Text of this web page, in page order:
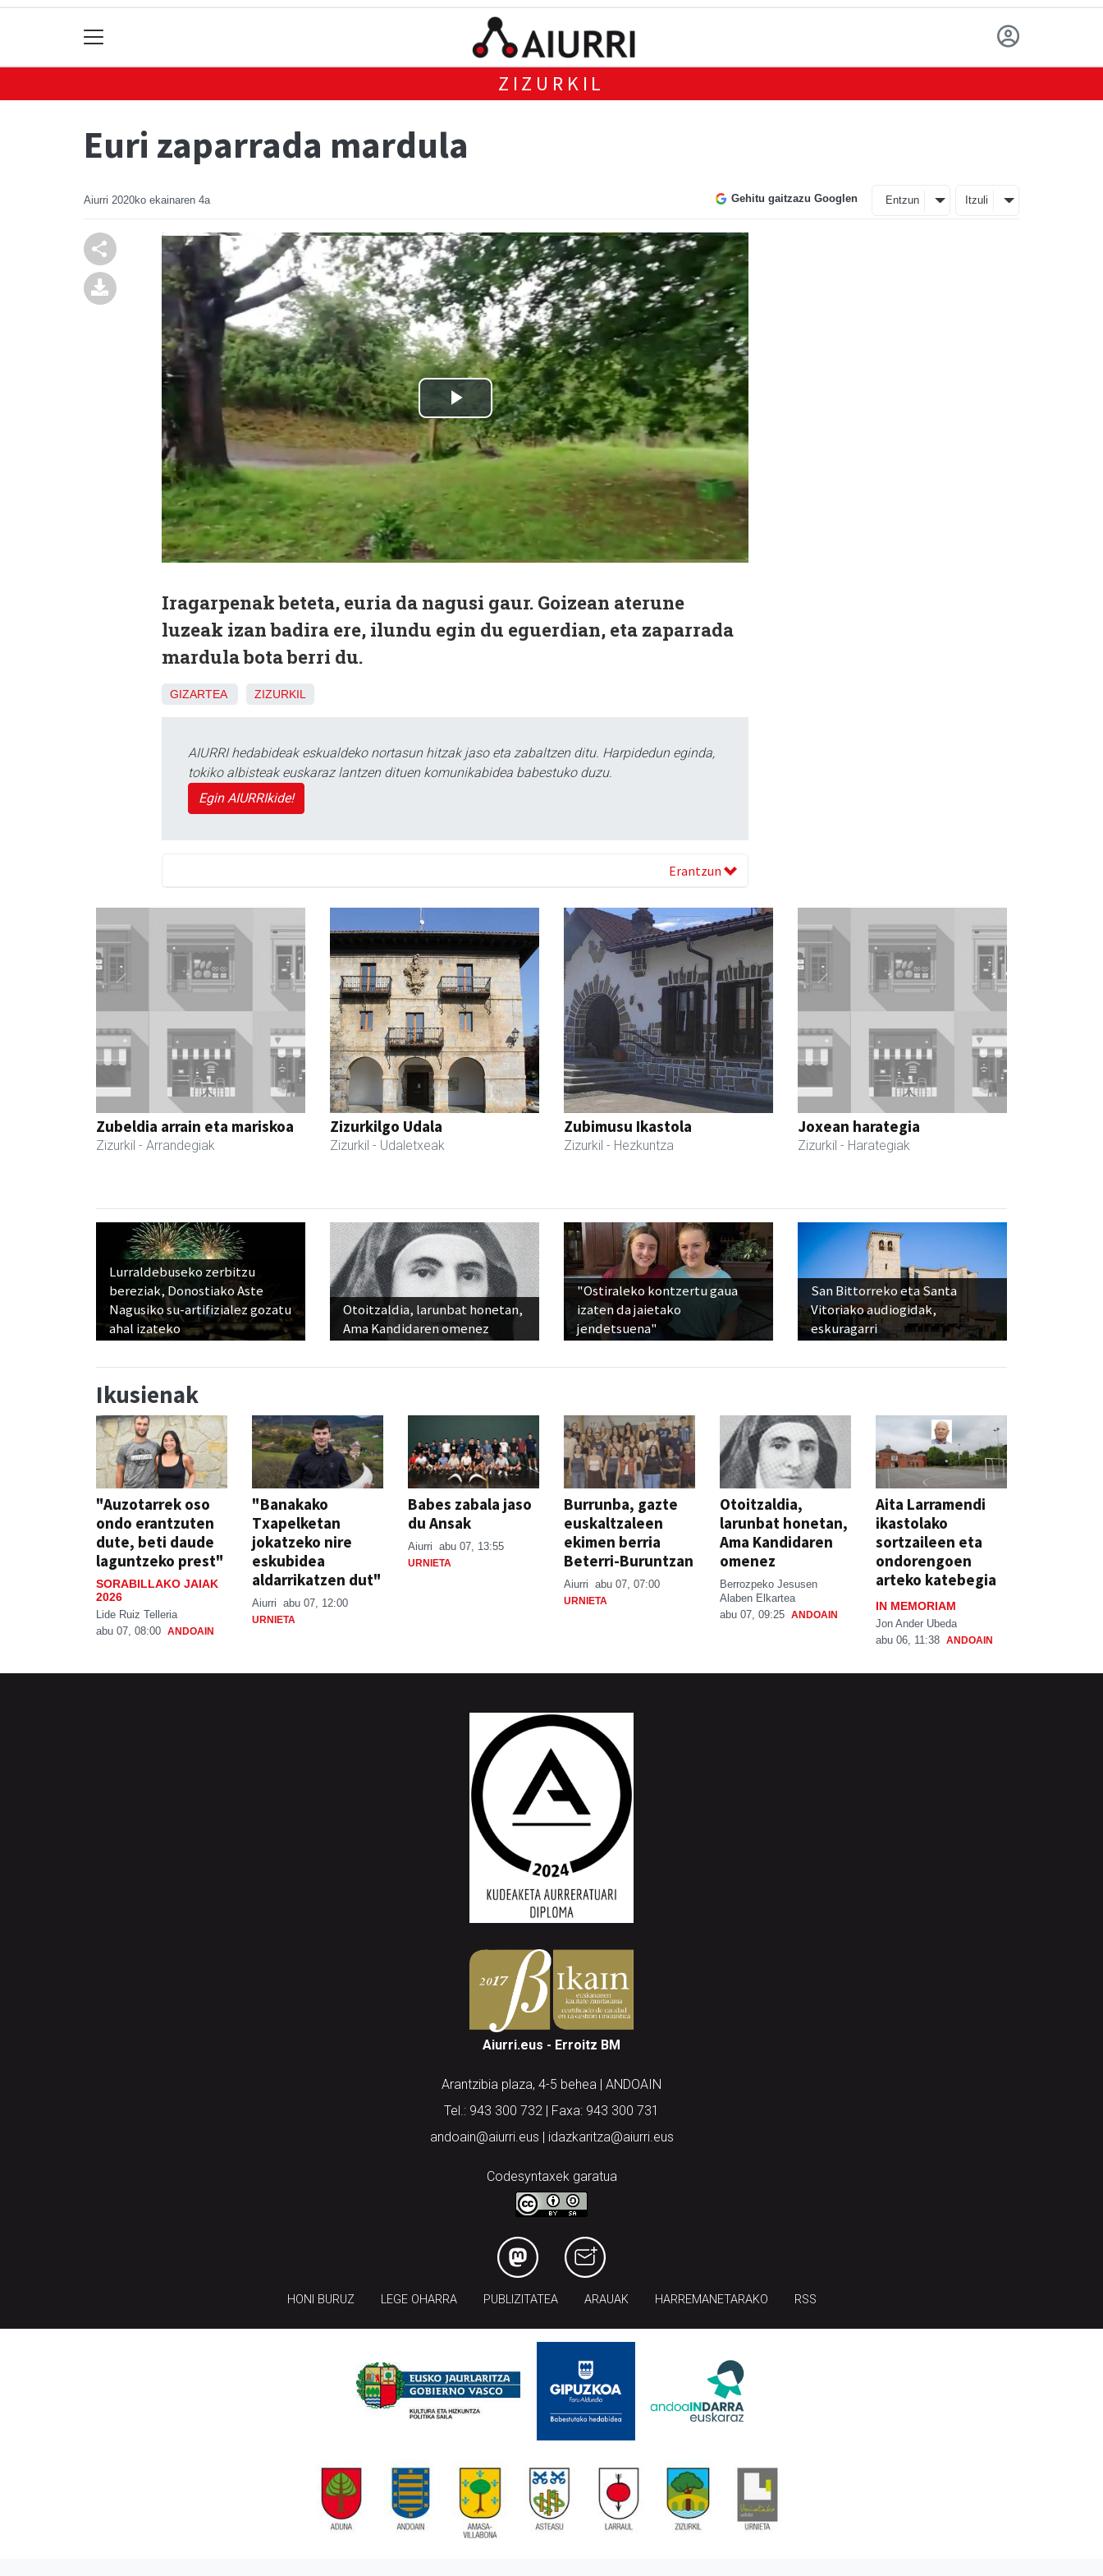
ZIZURKIL
Euri zaparrada mardula
Aiurri 2020ko ekainaren 4a Gehitu gaitzazu Googlen Entzun Itzuli
Iragarpenak beteta, euria da nagusi gaur. Goizean aterune
luzeak izan badira ere, ilundu egin du eguerdian, eta zaparrada
mardula bota berri du.
GIZARTEA ZIZURKIL
AIURRI hedabideak eskualdeko nortasun hitzak jaso eta zabaltzen ditu. Harpidedun eginda,
tokiko albisteak euskaraz lantzen dituen komunikabidea babestuko duzu.
Egin AIURRIkide!
Erantzun
Zubeldia arrain eta mariskoa
Zizurkil - Arrandegiak
Zizurkilgo Udala
Zizurkil - Udaletxeak
Zubimusu Ikastola
Zizurkil - Hezkuntza
Joxean harategia
Zizurkil - Harategiak
Lurraldebuseko zerbitzu
bereziak, Donostiako Aste
Nagusiko su-artifizialez gozatu
ahal izateko
Otoitzaldia, larunbat honetan,
Ama Kandidaren omenez
"Ostiraleko kontzertu gaua
izaten da jaietako
jendetsuena"
San Bittorreko eta Santa
Vitoriako audiogidak,
eskuragarri
Ikusienak
"Auzotarrek oso
ondo erantzuten
dute, beti daude
laguntzeko prest"
SORABILLAKO JAIAK
2026
Lide Ruiz Telleria
abu 07, 08:00 ANDOAIN
"Banakako
Txapelketan
jokatzeko nire
eskubidea
aldarrikatzen dut"
Aiurri abu 07, 12:00
URNIETA
Babes zabala jaso
du Ansak
Aiurri abu 07, 13:55
URNIETA
Burrunba, gazte
euskaltzaleen
ekimen berria
Beterri-Buruntzan
Aiurri abu 07, 07:00
URNIETA
Otoitzaldia,
larunbat honetan,
Ama Kandidaren
omenez
Berrozpeko Jesusen
Alaben Elkartea
abu 07, 09:25 ANDOAIN
Aita Larramendi
ikastolako
sortzaileen eta
ondorengoen
arteko katebegia
IN MEMORIAM
Jon Ander Ubeda
abu 06, 11:38 ANDOAIN
Aiurri.eus - Erroitz BM
Arantzibia plaza, 4-5 behea | ANDOAIN
Tel.: 943 300 732 | Faxa: 943 300 731
andoain@aiurri.eus | idazkaritza@aiurri.eus
Codesyntaxek garatua
HONI BURUZ LEGE OHARRA PUBLIZITATEA ARAUAK HARREMANETARAKO RSS